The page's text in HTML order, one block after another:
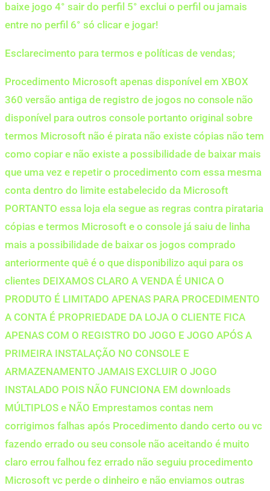
baixe jogo 4° sair do perfil 5° exclui o perfil ou jamais
entre no perfil 6° só clicar e jogar!
Esclarecimento para termos e políticas de vendas;
Procedimento Microsoft apenas disponível em XBOX
360 versão antiga de registro de jogos no console não
disponível para outros console portanto original sobre
termos Microsoft não é pirata não existe cópias não tem
como copiar e não existe a possibilidade de baixar mais
que uma vez e repetir o procedimento com essa mesma
conta dentro do limite estabelecido da Microsoft
PORTANTO essa loja ela segue as regras contra pirataria
cópias e termos Microsoft e o console já saiu de linha
mais a possibilidade de baixar os jogos comprado
anteriormente quê é o que disponibilizo aqui para os
clientes DEIXAMOS CLARO A VENDA É UNICA O
PRODUTO É LIMITADO APENAS PARA PROCEDIMENTO
A CONTA É PROPRIEDADE DA LOJA O CLIENTE FICA
APENAS COM O REGISTRO DO JOGO E JOGO APÓS A
PRIMEIRA INSTALAÇÃO NO CONSOLE E
ARMAZENAMENTO JAMAIS EXCLUIR O JOGO
INSTALADO POIS NÃO FUNCIONA EM downloads
MÚLTIPLOS e NÃO Emprestamos contas nem
corrigimos falhas após Procedimento dando certo ou vc
fazendo errado ou seu console não aceitando é muito
claro errou falhou fez errado não seguiu procedimento
Microsoft vc perde o dinheiro e não enviamos outras